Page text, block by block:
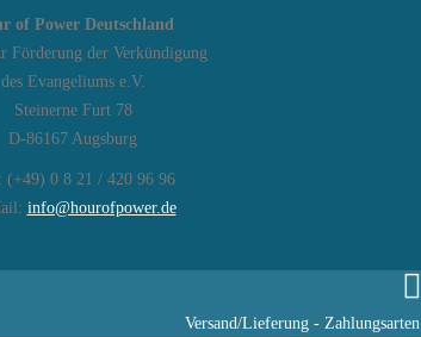
of Power Deutschland
Förderung der Verkündigung
des Evangeliums e.V.
Steinerne Furt 78
D-86167 Augsburg
(+49) 0 8 21 / 420 96 96
info@hourofpower.de
Versand/Lieferung - Zahlungsarten